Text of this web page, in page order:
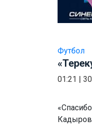
Футбол
01:21